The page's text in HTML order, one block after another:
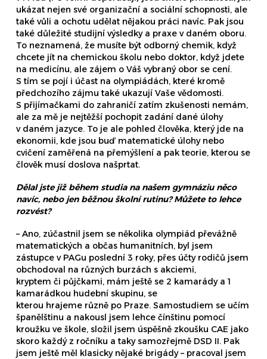
ukázat nejen své organizační a sociální schopnosti, ale
také vůli a ochotu udělat nějakou práci navíc. Pak jsou
také důležité studijní výsledky a praxe v daném oboru.
To neznamená, že musíte být odborný chemik, když
chcete jít na chemickou školu nebo doktor, když jdete
na medicínu, ale zájem o Váš vybraný obor se cení.
S tím se pojí i účast na olympiádách, které kromě
předchozího zájmu také ukazují Vaše vědomosti.
S přijímačkami do zahraničí zatím zkušenosti nemám,
ale za mě je nejtěžší pochopit zadání dané úlohy
v daném jazyce. To je ale pohled člověka, který jde na
ekonomii, kde jsou buď matematické úlohy nebo
cvičení zaměřená na přemýšlení a pak teorie, kterou se
člověk musí doslova našprtat.
Dělal jste již během studia na našem gymnáziu něco
navíc, nebo jen běžnou školní rutinu? Můžete to lehce
rozvést?
– Ano, zúčastnil jsem se několika olympiád převážně
matematických a občas humanitních, byl jsem
zástupce v PAGu poslední 3 roky, přes účty rodičů jsem
obchodoval na různých burzách s akciemi,
kryptem či půjčkami, mám ještě se 2 kamarády a 1
kamarádkou hudební skupinu, se
kterou hrajeme různě po Praze. Samostudiem se učím
španělštinu a nakousl jsem lehce čínštinu pomocí
kroužku ve škole, složil jsem úspěšně zkoušku CAE jako
skoro každý z ročníku a taky samozřejmě DSD II. Pak
jsem ještě měl klasicky nějaké brigády – pracoval jsem